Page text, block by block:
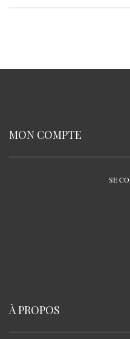
MON COMPTE
SE
À PROPOS